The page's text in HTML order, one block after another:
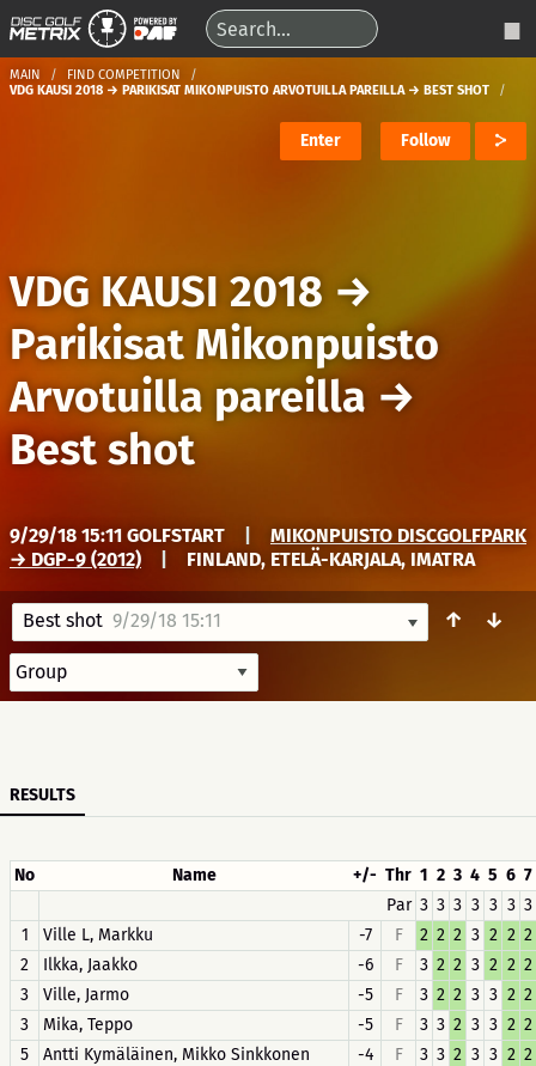
MAIN
FIND COMPETITION
VDG KAUSI 2018 → PARIKISAT MIKONPUISTO ARVOTUILLA PAREILLA → BEST SHOT
Enter Follow
VDG KAUSI 2018 →
Parikisat Mikonpuisto
Arvotuilla pareilla →
Best shot
9/29/18 15:11 GOLFSTART
MIKONPUISTO DISCGOLFPARK
→ DGP-9 (2012)
FINLAND, ETELÄ-KARJALA, IMATRA
Best shot 9/29/18 15:11 ↑ ↓
RESULTS
No Name +/- Thr 1 2 3 4 5 6 7
Par 3 3 3 3 3 3 3
1
Ville L, Markku -7 F 2 2 2 3 2 2 2
2
Ilkka, Jaakko -6 F 3 2 2 3 2 2 2
3
Ville, Jarmo -5 F 3 2 2 3 3 2 2
3
Mika, Teppo -5 F 3 3 2 3 3 2 2
5
Antti Kymäläinen, Mikko Sinkkonen -4 F 3 3 2 3 3 2 2